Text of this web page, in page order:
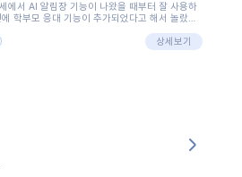
입 때 이게 있었더라면 ㅜㅜㅜㅜ?응대 팁이 정말
은 그래도 아이들이 잘 이해 되지만초임 때는 정
다른 선생님들께 도움을 요청했었거든요..ㅠ*일지
되는 거 같아요!
에서 AI 알림장 기능이 나왔을 때부터 잘 사용하
학부모 응대 기능이 추가되었다고 해서 놀랐습
부담을 느끼고 있습니다 ㅠㅠ이번에 제가 원에서
님께 전달드렸던 내용을 함께 보시고,저와 비슷한
망봇 덕분에 고민하는 시간을 줄이고 학부모님을
습니다.이 부분은 꼬망봇이 추가로 알려준 응대 tip
전화를 드리기 전에, 내용을 숙지하여 좀 더 전문
어 대화를 나눌 수 있었습니다.꼬망세 AI학부모 응
상세보기